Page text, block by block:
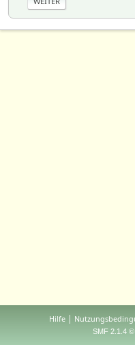
Hilfe |
SMF 2.1.4